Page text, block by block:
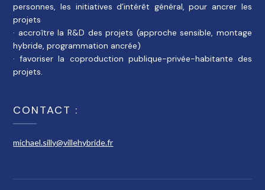
personnes, les initiatives d’intérêt général, pour ancrer les
projets
· accroître la R&D des projets (approche sensible, montage
hybride, programmation ancrée)
· favoriser la coproduction publique-privée-habitante des
projets.
CONTACT :
michael.silly@villehybride.fr